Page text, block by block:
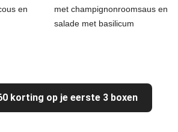
en
met champignonroomsaus en
salade met basilicum
korting op je eerste 3 boxen